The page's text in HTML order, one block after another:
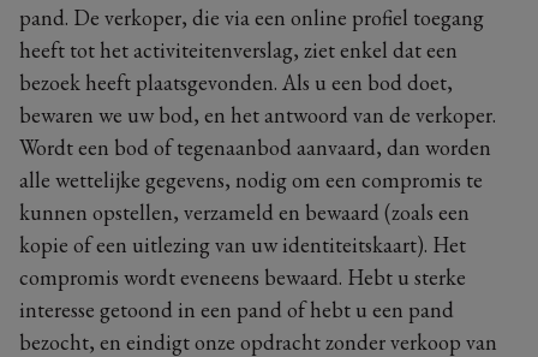
pand. De verkoper, die via een online profiel toegang
heeft tot het activiteitenverslag, ziet enkel dat een
bezoek heeft plaatsgevonden. Als u een bod doet,
bewaren we uw bod, en het antwoord van de verkoper.
Wordt een bod of tegenaanbod aanvaard, dan worden
alle wettelijke gegevens, nodig om een compromis te
kunnen opstellen, verzameld en bewaard (zoals een
kopie of een uitlezing van uw identiteitskaart). Het
compromis wordt eveneens bewaard. Hebt u sterke
interesse getoond in een pand of hebt u een pand
bezocht, en eindigt onze opdracht zonder verkoop van